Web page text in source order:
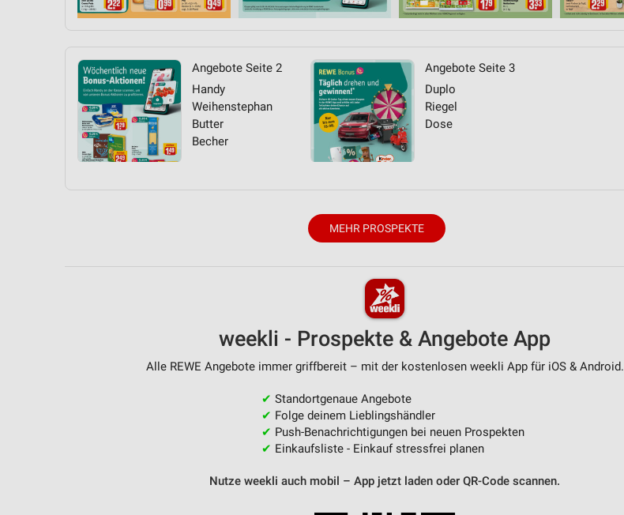
Angebote Seite 2
Handy
Weihenstephan
Butter
Becher
Angebote Seite 3
Duplo
Riegel
Dose
MEHR PROSPEKTE
weekli - Prospekte & Angebote App
Alle REWE Angebote immer griffbereit – mit der kostenlosen weekli App für iOS & Android.
✔ Standortgenaue Angebote
✔ Folge deinem Lieblingshändler
✔ Push-Benachrichtigungen bei neuen Prospekten
✔ Einkaufsliste - Einkauf stressfrei planen
Nutze weekli auch mobil – App jetzt laden oder QR-Code scannen.
Geräte anhand von aktiv angeforderten Informationen identifizieren
Notwendig
Performance